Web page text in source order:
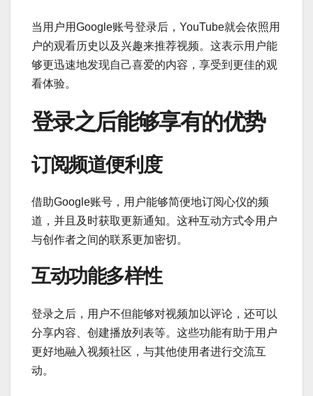
当用户用Google账号登录后，YouTube就会依照用
户的观看历史以及兴趣来推荐视频。这表示用户能
够更迅速地发现自己喜爱的内容，享受到更佳的观
看体验。
登录之后能够享有的优势
订阅频道便利度
借助Google账号，用户能够简便地订阅心仪的频
道，并且及时获取更新通知。这种互动方式令用户
与创作者之间的联系更加密切。
互动功能多样性
登录之后，用户不但能够对视频加以评论，还可以
分享内容、创建播放列表等。这些功能有助于用户
更好地融入视频社区，与其他使用者进行交流互
动。